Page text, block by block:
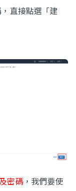
直接點選「建
密碼，我們要使